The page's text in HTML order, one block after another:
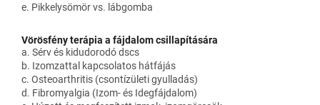
e. Pikkelysömör vs. lábgomba
Vörösfény terápia a fájdalom csillapítására
a. Sérv és kidudorodó dscs
b. Izomzattal kapcsolatos hátfájás
c. Osteoarthritis (csontízületi gyulladás)
d. Fibromyalgia (Izom- és Idegfájdalom)